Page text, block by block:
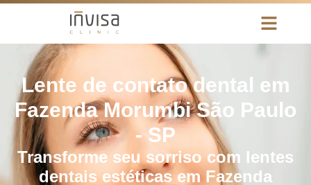
Lente de contato dental em
Fazenda Morumbi São Paulo
- SP
Transforme seu sorriso com lentes
dentais estéticas em Fazenda